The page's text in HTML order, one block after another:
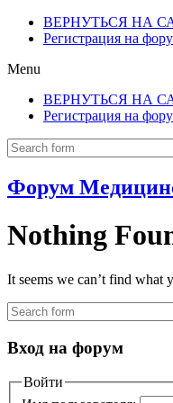
ВЕРНУТЬСЯ НА
Регистрация на
Menu
ВЕРНУТЬСЯ НА
Регистрация на
Форум
Nothing
It seems we can’t find what
Вход на форум
Войти